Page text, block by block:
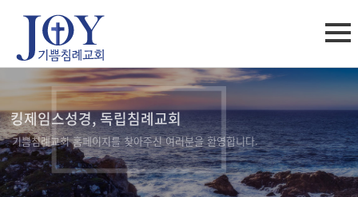
킹제임스성경, 독립침례교회
기쁨침례교회 홈페이지를 찾아주신 여러분을 환영합니다.